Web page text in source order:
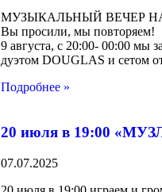
МУЗЫКАЛЬНЫЙ ВЕЧЕР
Вы просили, мы повторяем!
9 августа, с 20:00- 00:00 мы
дуэтом DOUGLAS и сетом
Подробнее »
20 июля в 19:00
07.07.2025